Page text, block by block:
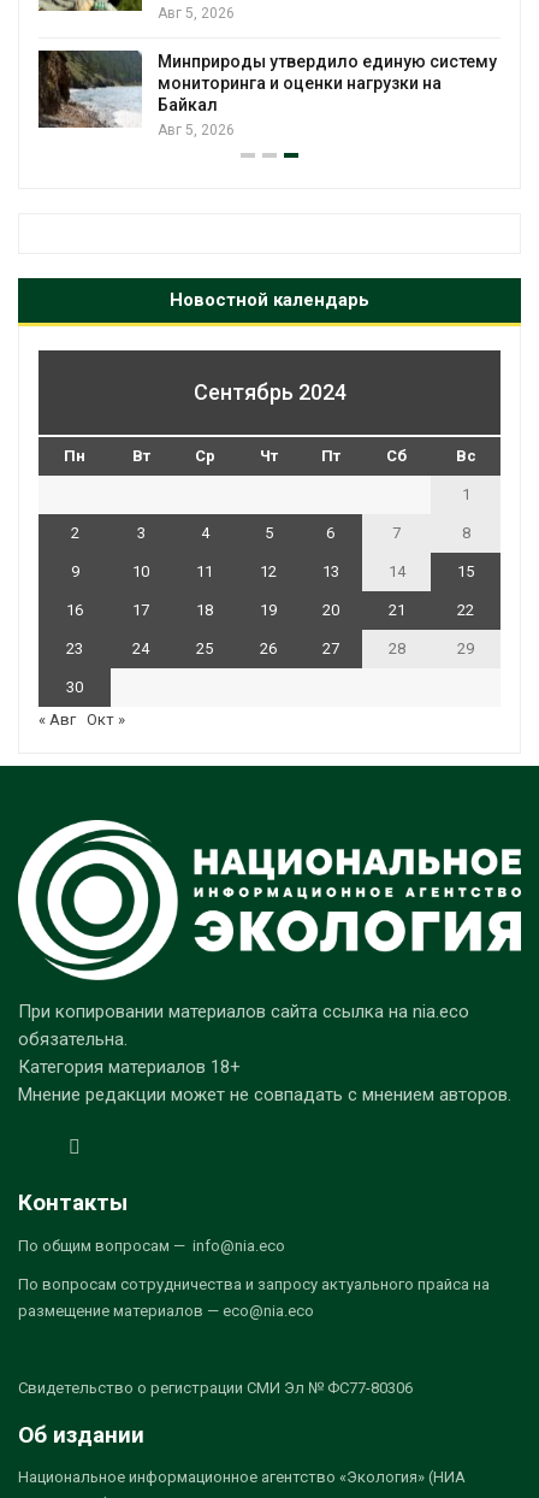
Авг 5, 2026
Минприроды утвердило единую систему
мониторинга и оценки нагрузки на
Байкал
Авг 5, 2026
Новостной календарь
Сентябрь 2024
Пн Вт Ср Чт Пт Сб Вс
1
2 3 4 5 6 7 8
9 10 11 12 13 14 15
16 17 18 19 20 21 22
23 24 25 26 27 28 29
30
« Авг Окт »
При копировании материалов сайта ссылка на nia.eco
обязательна.
Категория материалов 18+
Мнение редакции может не совпадать с мнением авторов.
Контакты
По общим вопросам — info@nia.eco
По вопросам сотрудничества и запросу актуального прайса на
размещение материалов — eco@nia.eco
Свидетельство о регистрации СМИ Эл № ФС77-80306
Об издании
Национальное информационное агентство «Экология» (НИА